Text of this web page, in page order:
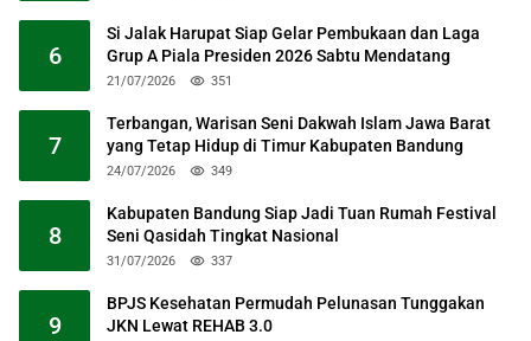
6
Si Jalak Harupat Siap Gelar Pembukaan dan Laga
Grup A Piala Presiden 2026 Sabtu Mendatang
21/07/2026 351
7
Terbangan, Warisan Seni Dakwah Islam Jawa Barat
yang Tetap Hidup di Timur Kabupaten Bandung
24/07/2026 349
8
Kabupaten Bandung Siap Jadi Tuan Rumah Festival
Seni Qasidah Tingkat Nasional
31/07/2026 337
9
BPJS Kesehatan Permudah Pelunasan Tunggakan
JKN Lewat REHAB 3.0